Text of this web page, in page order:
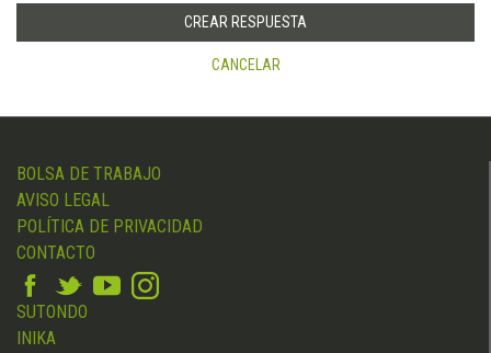
CANCELAR
BOLSA DE TRABAJO
AVISO LEGAL
POLÍTICA DE PRIVACIDAD
CONTACTO
SUTONDO
INIKA